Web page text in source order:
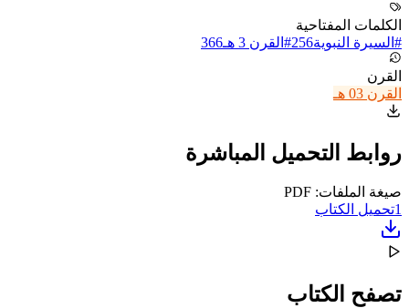
الكلمات المفتاحية
# السيرة النبوية256
# القرن 3 هـ 366
القرن
القرن 03 هـ
روابط التحميل المباشرة
صيغة الملفات: PDF
1تحميل الكتاب
تصفح الكتاب